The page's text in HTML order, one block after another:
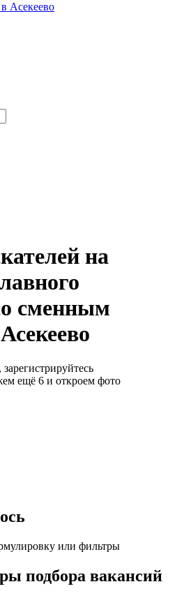
Асекеево
на
сменным
ещё 6 и откроем фото
или фильтры
подбора вакансий